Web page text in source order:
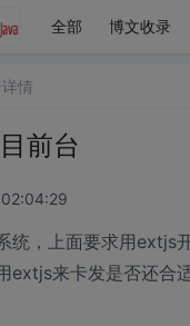
全部 博文收录
情
前台
统，上面要求用extjs
extjs来卡发是否还合